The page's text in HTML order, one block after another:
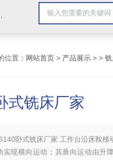
插床，钻铣床，滚齿机
位置： 网站首页 > 产品展示 > >
式铣床厂家
卧式铣床厂家 工作台沿床鞍移
实现横向运动；其垂向运动由升